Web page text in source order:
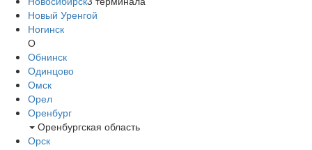
Новый Уренгой
Ногинск
О
Обнинск
Одинцово
Омск
Орел
Оренбург
Оренбургская область
Орск